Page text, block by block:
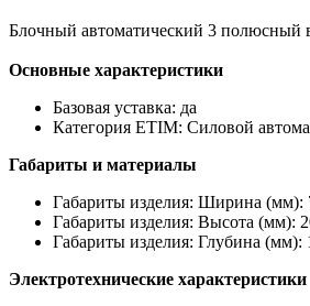
Блочный автоматический 3 полюсный
Основные характеристики
Базовая уставка: да
Категория ETIM: Силовой
Габариты и материалы
Габариты изделия: Ширина (мм):
Габариты изделия: Высота (мм):
Габариты изделия: Глубина (мм):
Электротехнические характеристики